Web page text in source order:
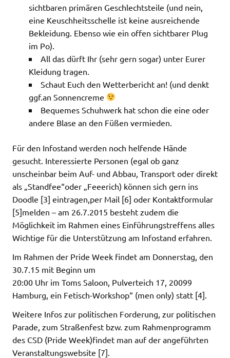
sichtbaren primären Geschlechtsteile (und nein,
eine Keuschheitsschelle ist keine ausreichende
Bekleidung. Ebenso wie ein offen sichtbarer Plug
im Po).
All das dürft Ihr (sehr gern sogar) unter Eurer
Kleidung tragen.
Schaut Euch den Wetterbericht an! (und denkt
ggf.an Sonnencreme
Bequemes Schuhwerk hat schon die eine oder
andere Blase an den Füßen vermieden.
Für den Infostand werden noch helfende Hände
gesucht. Interessierte Personen (egal ob ganz
unscheinbar beim Auf- und Abbau, Transport oder direkt
als „Standfee“oder „Feeerich) können sich gern ins
Doodle [3] eintragen,per Mail [6] oder Kontaktformular
[5]melden – am 26.7.2015 besteht zudem die
Möglichkeit im Rahmen eines Einführungstreffens alles
Wichtige für die Unterstützung am Infostand erfahren.
Im Rahmen der Pride Week findet am Donnerstag, den
30.7.15 mit Beginn um
20:00 Uhr im Toms Saloon, Pulverteich 17, 20099
Hamburg, ein Fetisch-Workshop“ (men only) statt [4].
Weitere Infos zur politischen Forderung, zur politischen
Parade, zum Straßenfest bzw. zum Rahmenprogramm
des CSD (Pride Week)findet man auf der angeführten
Veranstaltungswebsite [7].